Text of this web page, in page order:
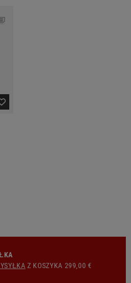
Z KOSZYKA 299,00 €